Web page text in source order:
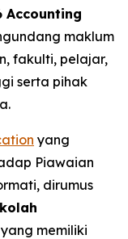
Accounting
maklum
fakulti, pelajar,
serta pihak
yang
Piawaian
dirumus
memiliki